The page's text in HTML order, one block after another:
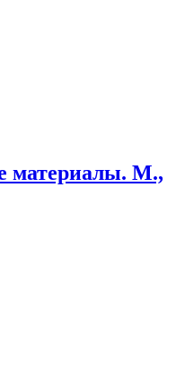
материалы. М.,